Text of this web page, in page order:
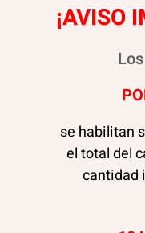
Kit
3
¡AVISO
se habilitan
el total del
cantidad